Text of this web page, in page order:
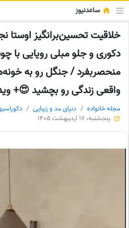
ساعدنیوز
خلاقیت تحسین‌برانگیز اوستا
دکوری و جلو مبلی رویایی
منحصربفرد / جنگل رو به
واقعی زندگی رو بچشید 😍+
مجله خانواده دنیای مد و زیبایی
پنجشنبه، 17 اردیبهشت 1405